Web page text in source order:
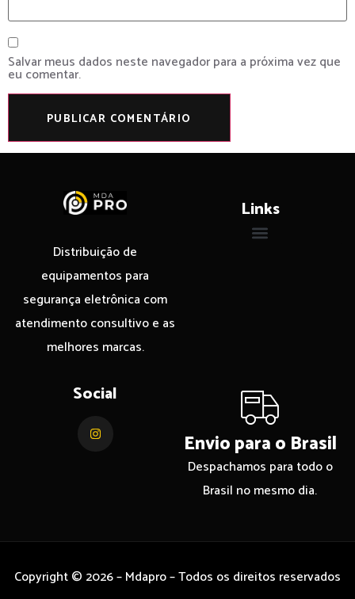
Salvar meus dados neste navegador para a próxima vez que
eu comentar.
Distribuição de
equipamentos para
segurança eletrônica com
atendimento consultivo e as
melhores marcas.
Links
Social
Envio para o Brasil
Despachamos para todo o
Brasil no mesmo dia.
Copyright © 2026 – Mdapro – Todos os direitos reservados